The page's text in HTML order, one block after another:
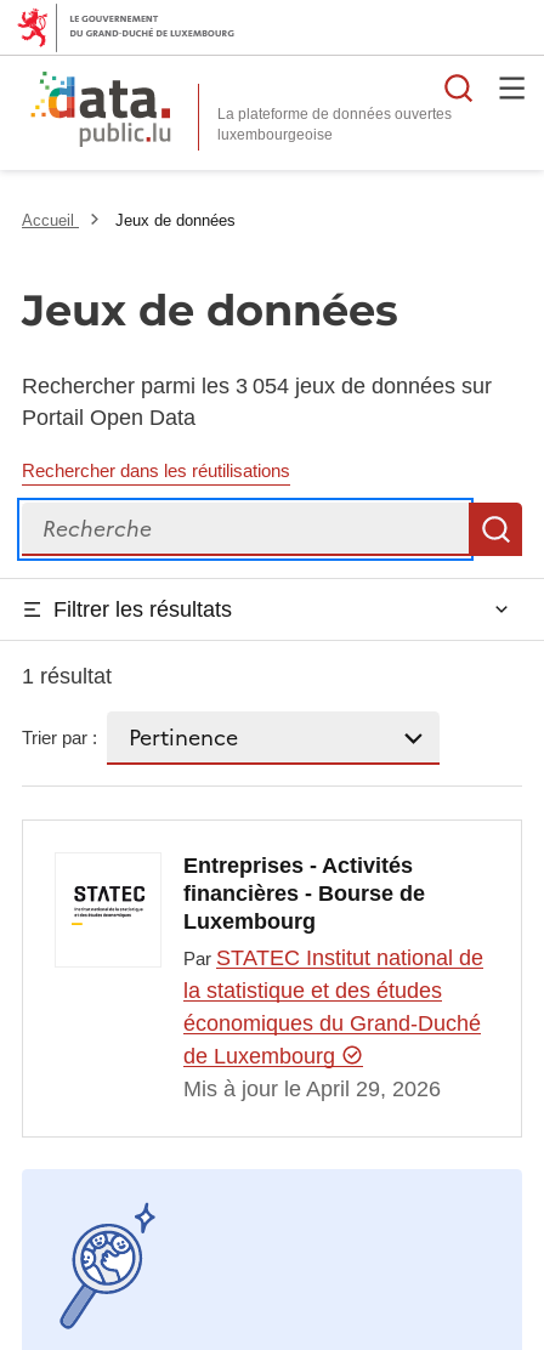
La plateforme de données ouvertes
Accueil Jeux de données
Jeux de données
Rechercher parmi les 3 054 jeux de données sur
Portail Open Data
Rechercher dans les réutilisations
Recherche
Filtrer les résultats
1 résultat
Trier par :
Entreprises - Activités
financières - Bourse de
Luxembourg
Par STATEC Institut national de
la statistique et des études
économiques du Grand-Duché
de Luxembourg
Mis à jour le April 29, 2026